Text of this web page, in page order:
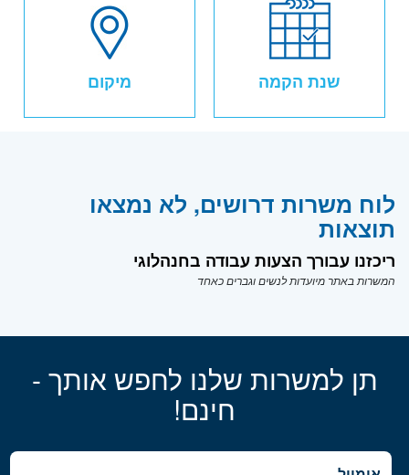
שנת הקמה מיקום
לוח משרות דרושים, לא נמצאו
תוצאות
ריכזנו עבורך הצעות עבודה בחנהלוגי
המשרות באתר מיועדות לנשים וגברים כאחד
תן למשרות שלנו לחפש אותך -
חינם!